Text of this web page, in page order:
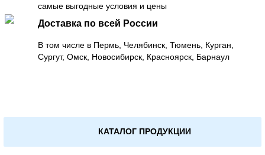
самые выгодные условия и цены
Доставка по всей России
В том числе в Пермь, Челябинск, Тюмень, Курган,
Сургут, Омск, Новосибирск, Красноярск, Барнаул
КАТАЛОГ ПРОДУКЦИИ